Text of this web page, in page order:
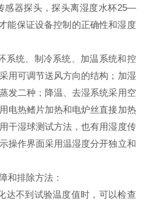
感器探头，探头离湿度水杯25—
能保证设备控制的正确性和湿度
系统、制冷系统、加温系统和控
用可调节送风方向的结构；加湿
发二种；降温、去湿系统采用空
电热鳍片加热和电炉丝直接加热
干湿球测试方法，也有用湿度传
操作界面采用温湿度分开独立和
和排除方法：
达不到试验温度值时，可以检查